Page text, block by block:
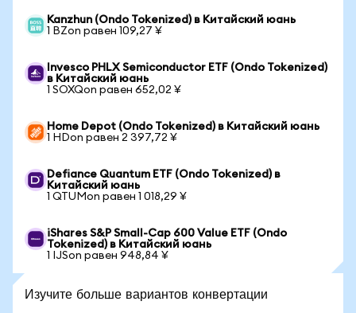
Kanzhun (Ondo Tokenized) в Китайский юань
1 BZon равен 109,27 ¥
Invesco PHLX Semiconductor ETF (Ondo Tokenized)
в Китайский юань
1 SOXQon равен 652,02 ¥
Home Depot (Ondo Tokenized) в Китайский юань
1 HDon равен 2 397,72 ¥
Defiance Quantum ETF (Ondo Tokenized) в
Китайский юань
1 QTUMon равен 1 018,29 ¥
iShares S&P Small-Cap 600 Value ETF (Ondo
Tokenized) в Китайский юань
1 IJSon равен 948,84 ¥
Изучите больше вариантов конвертации